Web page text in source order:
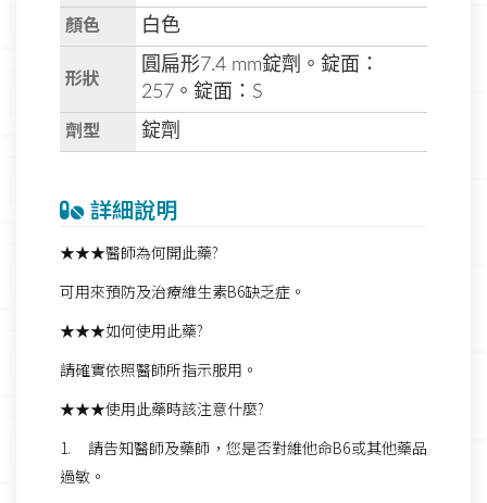
顏色 白色
形狀
圓扁形7.4 mm錠劑。錠面：
257。錠面：S
劑型 錠劑
詳細說明
★★★醫師為何開此藥?
可用來預防及治療維生素B6缺乏症。
★★★如何使用此藥?
請確實依照醫師所指示服用。
★★★使用此藥時該注意什麼?
1. 請告知醫師及藥師，您是否對維他命B6或其他藥品
過敏。